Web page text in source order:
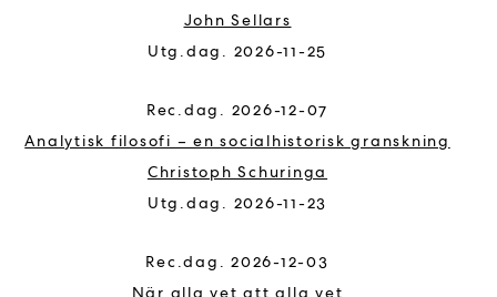
John Sellars
2026-11-25
2026-12-07
Analytisk filosofi – en socialhistorisk granskning
Christoph Schuringa
2026-11-23
2026-12-03
När alla vet att alla vet